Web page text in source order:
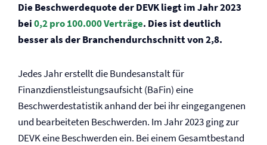
Die Beschwerdequote der DEVK liegt im Jahr 2023
bei0,2 pro 100.000 Verträge. Dies ist deutlich
besser als der Branchendurchschnitt von 2,8.
Jedes Jahr erstellt die Bundesanstalt für
Finanzdienstleistungsaufsicht (BaFin) eine
Beschwerdestatistik anhand der bei ihr eingegangenen
und bearbeiteten Beschwerden. Im Jahr 2023 ging zur
DEVK eine Beschwerden ein. Bei einem Gesamtbestand